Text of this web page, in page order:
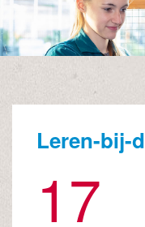
Leren-bij-
17